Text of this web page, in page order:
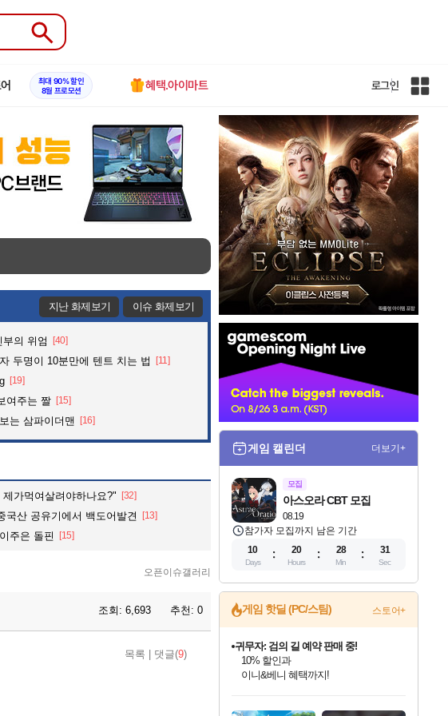
Submit
최대 90% 할인
8월 프로모션
혜택.아이마트 로그인
인
지난 화제보기 이슈 화제보기
의 위엄 [40]
두명이 10분만에 텐트 치는 법 [11]
[19]
여주는 짤 [15]
는 삼파이더맨 [16]
가먹여살려야하나요?" [32]
국산 공유기에서 백도어발견 [13]
주은 돌핀 [15]
오픈이슈갤러리
조회: 6,693 추천: 0
목록 댓글(9)
벤
게임 캘린더 더보기+
모집
08.19
아스오라 CBT 모집
참가자 모집까지 남은 기간
10
Days
20
Hours
28
Min
29
Sec
게임 핫딜 (PC/스팀) 스토어+
귀무자: 검의 길 예약 판매 중!
10% 할인과
이니&베니 혜택까지!
비스트 오브 리인카네이션 정식 출시!
게임프릭 신작 IP